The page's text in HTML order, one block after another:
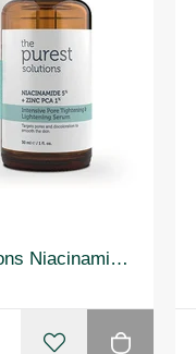
The Purest Solutions Niacinamide 5% + Zinc Gözenek Siyah Nokta ve Akne Giderici Serum 30 ml 3 Adet